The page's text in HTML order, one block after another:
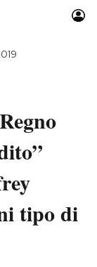
tipo di